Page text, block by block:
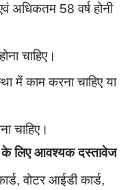
58 वर्ष होनी
चाहिए।
में काम करना चाहिए या
चाहिए।
लिए आवश्यक दस्तावेज
वोटर आईडी कार्ड,